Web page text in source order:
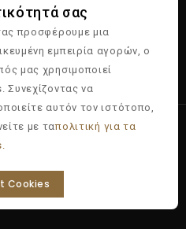
- Επώνυμα προϊόντα -
by
σας
προσφέρουμε μια
εμπειρία αγορών, ο
μας χρησιμοποιεί
Συνεχίζοντας να
αυτόν τον ιστότοπο,
με ταπολιτική για τα
Cookies